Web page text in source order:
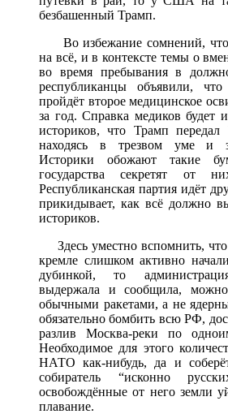
безбашенный Трамп.
Во избежание сомнений, что
на всё, и в контексте темы о
во время пребывания в
республиканцы объявили,
пройдёт второе медицинское
за год. Справка медиков будет
историков, что Трамп передал
находясь в трезвом уме и
Историки обожают такие
государства секретят от
Республиканская партия идёт
прикидывает, как всё должно
историков.
Здесь уместно вспомнить, что
кремле слишком активно
дубинкой, то
выдержала и сообщила,
обычными ракетами, а не
обязательно бомбить всю РФ,
разлив Москва-реки по
Необходимое для этого
НАТО как-нибудь, да и
собиратель “исконно
освобождённые от него земли
плавание.